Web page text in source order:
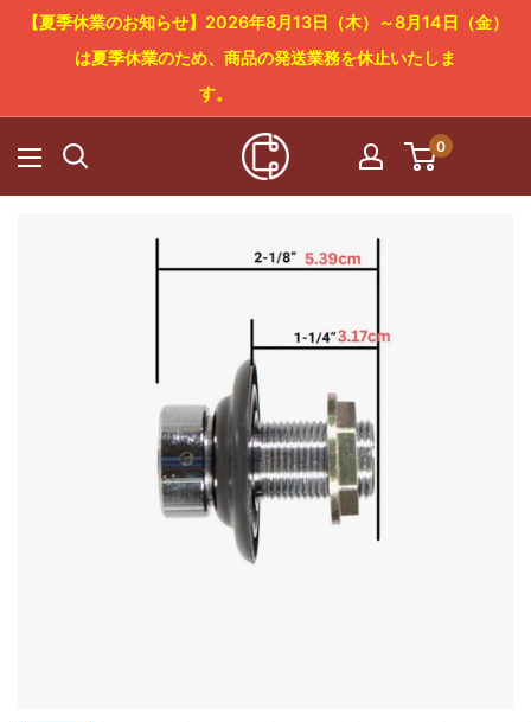
ン
【夏季休業のお知らせ】2026年8月13日（木）～8月14日（金）
は夏季休業のため、商品の発送業務を休止いたしま
す。
Cowboy
Craft
0